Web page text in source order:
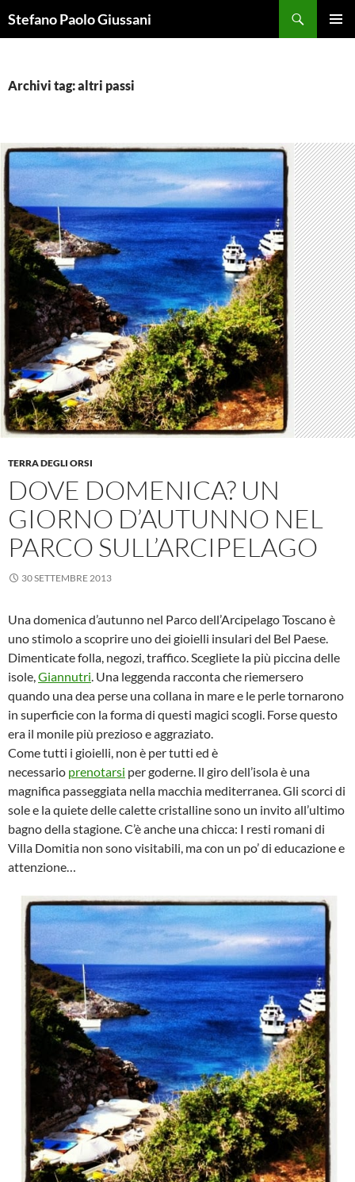
alStefano Paolo Giussani
Archivi tag: altri passi
TERRA DEGLI ORSI
DOVE DOMENICA? UN
GIORNO D’AUTUNNO NEL
PARCO SULL’ARCIPELAGO
30 SETTEMBRE 2013
Una domenica d’autunno nel Parco dell’Arcipelago Toscano è
uno stimolo a scoprire uno dei gioielli insulari del Bel Paese.
Dimenticate folla, negozi, traffico. Scegliete la più piccina delle
isole,Giannutri. Una leggenda racconta che riemersero
quando una dea perse una collana in mare e le perle tornarono
in superficie con la forma di questi magici scogli. Forse questo
era il monile più prezioso e aggraziato.
Come tutti i gioielli, non è per tutti ed è
necessario prenotarsi per goderne. ll giro dell’isola è una
magnifica passeggiata nella macchia mediterranea. Gli scorci di
sole e la quiete delle calette cristalline sono un invito all’ultimo
bagno della stagione. C’è anche una chicca: I resti romani di
Villa Domitia non sono visitabili, ma con un po’ di educazione e
attenzione…